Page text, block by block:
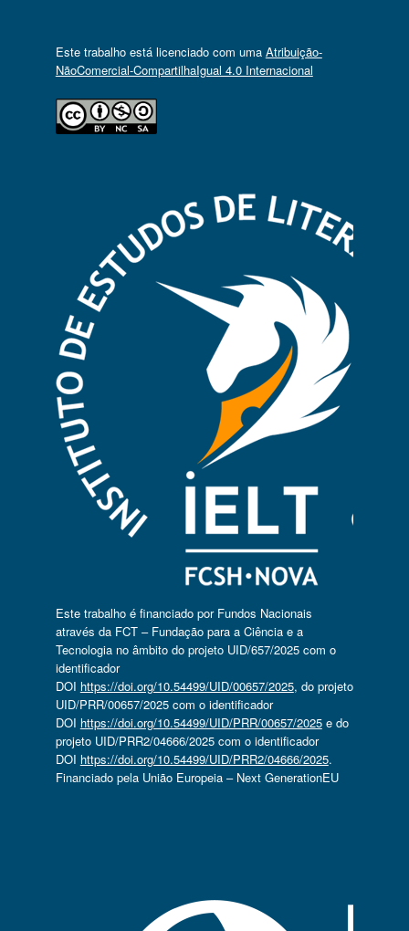
Este trabalho está licenciado com uma Atribuição-
NãoComercial-CompartilhaIgual 4.0 Internacional
Este trabalho é financiado por Fundos Nacionais
através da FCT – Fundação para a Ciência e a
Tecnologia no âmbito do projeto UID/657/2025 com o
identificador
DOI https://doi.org/10.54499/UID/00657/2025, do projeto
UID/PRR/00657/2025 com o identificador
DOI https://doi.org/10.54499/UID/PRR/00657/2025e do
projeto UID/PRR2/04666/2025 com o identificador
DOI https://doi.org/10.54499/UID/PRR2/04666/2025.
Financiado pela União Europeia – Next GenerationEU